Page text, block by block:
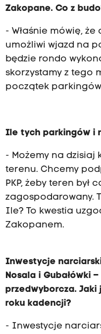
Zakopane. Co z
- Właśnie mówię,
umożliwi wjazd na
będzie rondo
skorzystamy z tego
początek
Ile tych parkingów i
- Możemy na dzisiaj
terenu. Chcemy
PKP, żeby teren był
zagospodarowany.
Ile? To kwestia
Zakopanem.
Inwestycje
Nosala i Gubałówki
przedwyborcza.
roku kadencji?
- Inwestycje